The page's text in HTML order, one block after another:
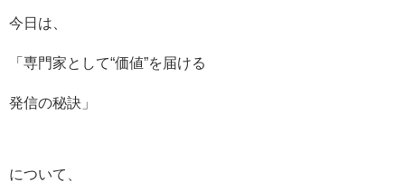
今日は、
「専門家として“価値”を届ける
発信の秘訣」
について、